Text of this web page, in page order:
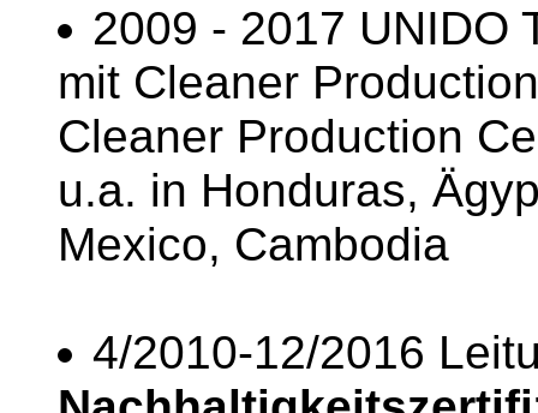
2009 - 2017 UNIDO
mit Cleaner
Cleaner Production
u.a. in Honduras,
Mexico, Cambodia
4/2010-12/2016